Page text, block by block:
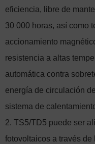
eficiencia, libre de
30 000 horas, así como
accionamiento
resistencia a altas
automática contra
energía de circulación
sistema de
2. TS5/TD5 puede ser
fotovoltaicos a través